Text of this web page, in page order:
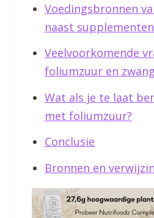
Voedingsbronnen
naast supplementen
Veelvoorkomende
foliumzuur en
Wat als je te laat
met foliumzuur?
Conclusie
Bronnen en